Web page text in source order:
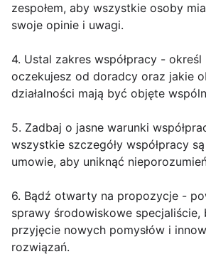
zespołem, aby wszystkie osoby
swoje opinie i uwagi.
4. Ustal zakres współpracy -
oczekujesz od doradcy oraz jakie
działalności mają być objęte
5. Zadbaj o jasne warunki
wszystkie szczegóły współpracy
umowie, aby uniknąć
6. Bądź otwarty na propozycje -
sprawy środowiskowe specjaliście,
przyjęcie nowych pomysłów i
rozwiązań.